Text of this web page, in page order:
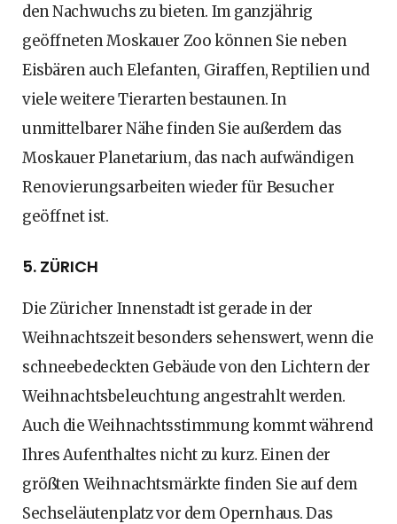
den Nachwuchs zu bieten. Im ganzjährig
geöffneten Moskauer Zoo können Sie neben
Eisbären auch Elefanten, Giraffen, Reptilien und
viele weitere Tierarten bestaunen. In
unmittelbarer Nähe finden Sie außerdem das
Moskauer Planetarium, das nach aufwändigen
Renovierungsarbeiten wieder für Besucher
geöffnet ist.
5. ZÜRICH
Die Züricher Innenstadt ist gerade in der
Weihnachtszeit besonders sehenswert, wenn die
schneebedeckten Gebäude von den Lichtern der
Weihnachtsbeleuchtung angestrahlt werden.
Auch die Weihnachtsstimmung kommt während
Ihres Aufenthaltes nicht zu kurz. Einen der
größten Weihnachtsmärkte finden Sie auf dem
Sechseläutenplatz vor dem Opernhaus. Das